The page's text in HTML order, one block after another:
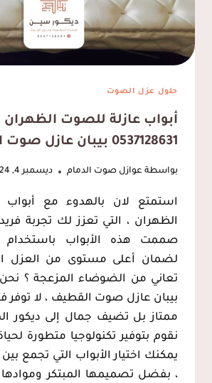
حلول عزل الصوت
أبواب عازلة للصوت
0537128631 بيبان عازل صوت القطيف
بواسطة عوازل صوت الدمام ديسمبر 4, 2024
استمتع لان بالهدوء مع أبواب
الظهران ، التي تعزز لك تجربة
صممت هذه الأبواب باستخدام
لضمان أعلى مستوى من العزل
تعاني من الضوضاء المزعجة ؟ نحن
بيبان عازل صوت القطيف ، لا توفر
ممتاز بل تضيف جمال إلى ديكور
نقوم بتوفير تكنولوجيا متطورة
يمكنك اختيار الأبواب التي تجمع بين
، بفضل تصميمها المبتكر وموادها